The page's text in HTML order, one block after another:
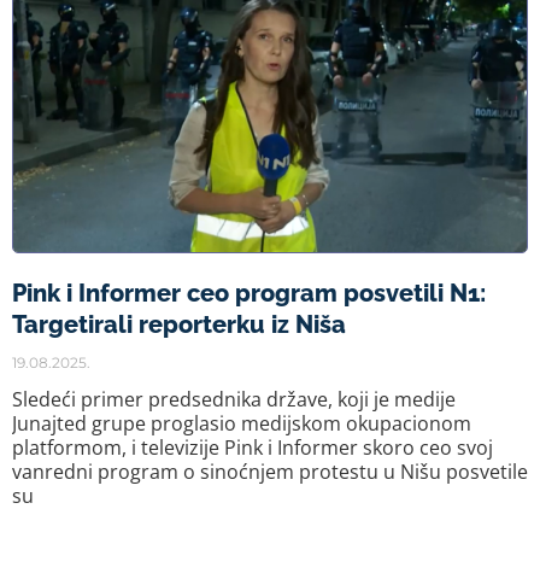
Pink i Informer ceo program posvetili N1:
Targetirali reporterku iz Niša
19.08.2025.
Sledeći primer predsednika države, koji je medije
Junajted grupe proglasio medijskom okupacionom
platformom, i televizije Pink i Informer skoro ceo svoj
vanredni program o sinoćnjem protestu u Nišu posvetile
su